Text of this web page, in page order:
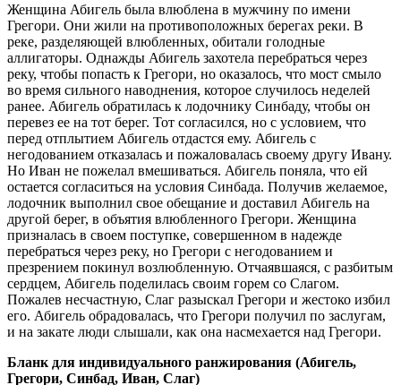
Женщина Абигель была влюблена в мужчину по имени
Грегори. Они жили на противоположных берегах реки. В
реке, разделяющей влюбленных, обитали голодные
аллигаторы. Однажды Абигель захотела перебраться через
реку, чтобы попасть к Грегори, но оказалось, что мост смыло
во время сильного наводнения, которое случи­лось неделей
ранее. Абигель обратилась к лодочнику Синбаду, чтобы он
перевез ее на тот берег. Тот согласился, но с условием, что
перед отплытием Абигель отдастся ему. Абигель с
негодованием отказалась и пожаловалась своему другу Ивану.
Но Иван не пожелал вмешиваться. Абигель поняла, что ей
остается согласиться на условия Синбада. Получив желаемое,
лодочник выполнил свое обещание и доставил Абигель на
другой берег, в объятия влюбленного Грегори. Женщина
призналась в своем пос­тупке, совершенном в надежде
перебраться через реку, но Грегори с негодованием и
презрением покинул возлюбленную. Отчаявшаяся, с разбитым
сердцем, Абигель поделилась своим горем со Слагом.
Пожалев несчастную, Слаг разыскал Грегори и жестоко избил
его. Абигель обрадовалась, что Грегори получил по заслугам,
и на закате люди слышали, как она насмехается над Грегори.
Бланк для индивидуального ранжирования (Абигель,
Грегори, Синбад, Иван, Слаг)